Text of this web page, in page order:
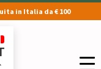
in Italia da € 100